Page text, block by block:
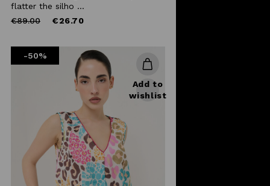
flatter the silho ...
Price
€89.00to €26.70
-50%
Add to
wishlist